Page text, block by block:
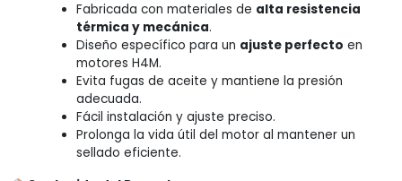
Fabricada con materiales de alta resistencia
térmica y mecánica.
Diseño específico para un ajuste perfecto en
motores H4M.
Evita fugas de aceite y mantiene la presión
adecuada.
Fácil instalación y ajuste preciso.
Prolonga la vida útil del motor al mantener un
sellado eficiente.